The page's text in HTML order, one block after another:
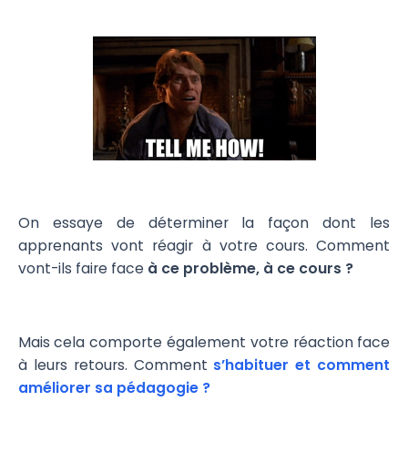
On essaye de déterminer la façon dont les
apprenants vont réagir à votre cours. Comment
vont-ils faire face à ce problème, à ce cours ?
Mais cela comporte également votre réaction face
à leurs retours. Comment s’habituer et comment
améliorer sa pédagogie ?